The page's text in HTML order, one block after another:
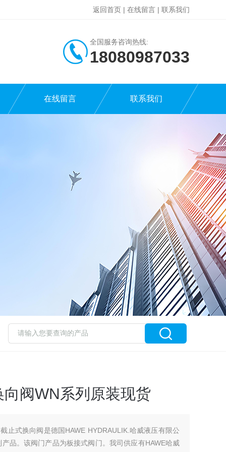
返回首页 | 在线留言 | 联系我们
全国服务咨询热线:
18080987033
在线留言 联系我们
阀WN系列原装现货
止式换向阀是德国HAWE HYDRAULIK.哈威液压有限公
品。该阀门产品为板接式阀门。我司供应有HAWE哈威